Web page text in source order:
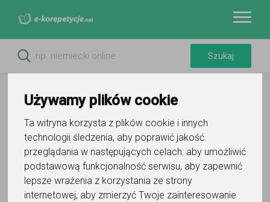
Używamy plików cookie
Ta witryna korzysta z plików cookie i innych
technologii śledzenia, aby poprawić jakość
przeglądania w następujących celach: aby umożliwić
podstawową funkcjonalność serwisu, aby zapewnić
lepsze wrażenia z korzystania ze strony
internetowej, aby zmierzyć Twoje zainteresowanie
Do ulubionych
Oznacz wystąpienie kontaktu